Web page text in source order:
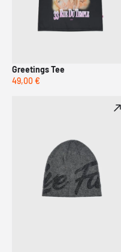
Greetings Tee
49,00 €